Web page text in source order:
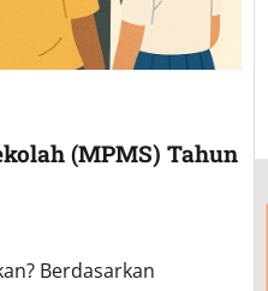
(MPMS) Tahun
Berdasarkan